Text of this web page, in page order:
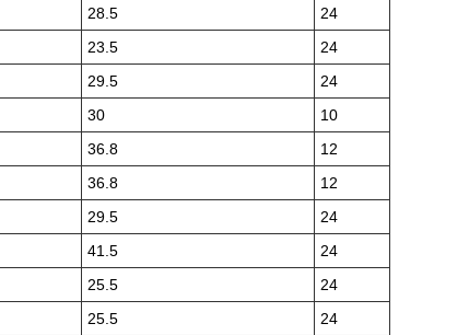
28.5
24
23.5
24
29.5
24
30
10
36.8
12
36.8
12
29.5
24
41.5
24
25.5
24
25.5
24